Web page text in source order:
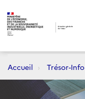
Accueil Trésor-Info